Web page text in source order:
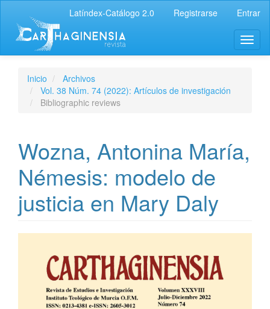
Latíndex-Catálogo 2.0 Registrarse Entrar
Inicio
Archivos
Vol. 38 Núm. 74 (2022): Artículos de investigación
Bibliographic reviews
Wozna, Antonina María,
Némesis: modelo de
justicia en Mary Daly